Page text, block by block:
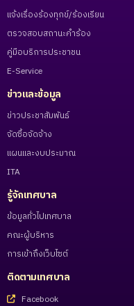
แจ้งเรื่องร้องทุกข์/ร้องเรียน
ตรวจสอบสถานะคำร้อง
คู่มือบริการประชาชน
E-Service
ข่าวและข้อมูล
ข่าวประชาสัมพันธ์
จัดซื้อจัดจ้าง
แผนและงบประมาณ
ITA
รู้จักเทศบาล
ข้อมูลทั่วไปเทศบาล
คณะผู้บริหาร
การเข้าถึงเว็บไซต์
ติดตามเทศบาล
Facebook